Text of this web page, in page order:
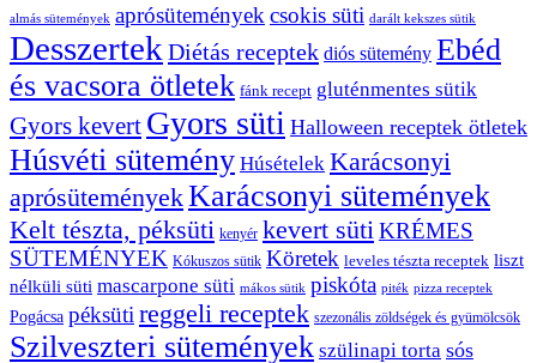
almás sütemények aprósütemények csokis süti darált kekszes sütik
Desszertek Diétás receptek diós sütemény Ebéd
és vacsora ötletek fánk recept gluténmentes sütik
Gyors kevert Gyors süti Halloween receptek ötletek
Húsvéti sütemény Húsételek Karácsonyi
aprósüteményekKarácsonyi sütemények
Kelt tészta, péksüti kenyér kevert süti KRÉMES
SÜTEMÉNYEK Kókuszos sütik Köretek leveles tészta receptek liszt
nélküli süti mascarpone süti mákos sütik piskóta piték pizza receptek
Pogácsa péksüti reggeli receptek szezonális zöldségek és gyümölcsök
Szilveszteri sütemények szülinapi torta sós